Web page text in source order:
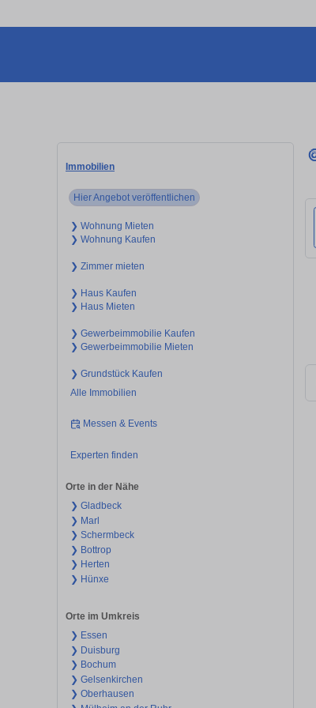
Immobilien
Hier Angebot veröffentlichen
❯ Wohnung Mieten
❯ Wohnung Kaufen
❯ Zimmer mieten
❯ Haus Kaufen
❯ Haus Mieten
❯ Gewerbeimmobilie Kaufen
❯ Gewerbeimmobilie Mieten
❯ Grundstück Kaufen
Alle Immobilien
Messen & Events
Experten finden
Orte in der Nähe
❯ Gladbeck
❯ Marl
❯ Schermbeck
❯ Bottrop
❯ Herten
❯ Hünxe
Orte im Umkreis
❯ Essen
❯ Duisburg
❯ Bochum
❯ Gelsenkirchen
❯ Oberhausen